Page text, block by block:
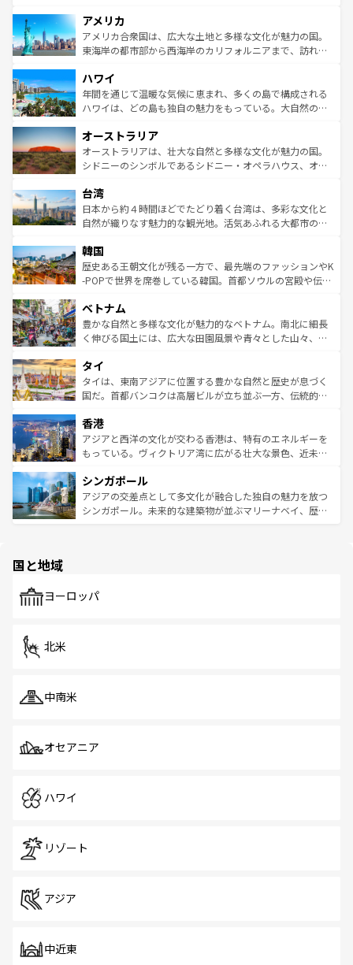
ンツ一覧を参照してほしい。
の建物がそのまま残る町や、スイスならではのユニークな
博物館もあり、アルプス観光だけでなく町歩きも満喫する
ことができる。国民の所得が高いため物価も高いが、旅行
ば市内交通費無料で観光を楽しむこともできる。 なお、新
着のスイス情報はコンテンツ一覧 を参照してほしい。
アメリカ
アメリカ合衆国は、広大な土地と多様な文化が魅力の国。
東海岸の都市部から西海岸のカリフォルニアまで、訪れる
のような巨大都市は、観光、ショッピング、エンターテイ
ンメントが詰まった刺激的なスポットだ。一方、アメリカ
西部には大自然が広がり、グランドキャニオンやイエロー
部のニューオーリンズでは、音楽と美食が融合した独特の
文化が魅力。旅行者はアメリカの各地域で異なる魅力を楽
しみながら、その多様性と豊かな歴史を感じることができ
ならではの贅沢な旅のスタイルだ。 なお、新着のアメリカ
情報はコンテンツ一覧を参照してほしい。
ハワイ
年間を通じて温暖な気候に恵まれ、多くの島で構成される
ハワイは、どの島も独自の魅力をもっている。大自然の神
ワイ島は見逃せない。また、定番の観光地といえばオアフ
島だが、静かな自然を求めるならマウイ島やカウアイ島が
おすすめ。エメラルドグリーンに輝く海をはじめ、豊かな
れるおもてなしの心で訪れる人々を迎えてくれるハワイの
人々、おいしいローカルフードやハワイアンミュージッ
ク、伝統的なフラダンスなど、すべてがハワイの魅力を彩
ワイを、存分に味わってほしい。 なお、新着のハワイ情報
はコンテンツ一覧を参照してほしい。
オーストラリア
オーストラリアは、壮大な自然と多様な文化が魅力の国。
シドニーのシンボルであるシドニー・オペラハウス、オー
リアリーフや大陸中央部にそびえるウルル（エアーズロッ
ク）、タスマニアの美しい原生林やケアンズの熱帯雨林な
ど、見どころがたくさん。また、カフェやワイン、オージ
いる。アクティビティも充実しており、サーフィンやダイ
ビング、ハイキングなど、アウトドア好きにはたまらな
い。オーストラリアの多彩な魅力を存分に味わいつくそ
参照してほしい。
台湾
日本から約４時間ほどでたどり着く台湾は、多彩な文化と
自然が織りなす魅力的な観光地。活気あふれる大都市の台
ン）、静ひつな山岳地帯である台湾東部など、都市の喧騒
と山間の静けさが共存しており、訪れる人に新しい発見と
驚きをもたらしてくれる。また、奥深い台湾の食文化も魅
容にもいいと評判のスイーツなど、バラエティ豊かな料理
が味わえる。 なお、新着の台湾情報は コンテンツ一覧を参
照してほしい。
韓国
歴史ある王朝文化が残る一方で、最先端のファッションやK
-POPで世界を席巻している韓国。首都ソウルの宮殿や伝統
き、地方に足を延ばせば四季折々の自然美を楽しむことが
できる。そして、キムチや焼肉、絶品のストリートフード
まで、さまざまな韓国料理が待っている。夜には、韓国な
リティに包まれながら、韓国の多彩な魅力を心ゆくまで味
わってみてほしい。 なお、新着の韓国情報はコンテンツ一
覧を参照してほしい。
ベトナム
豊かな自然と多様な文化が魅力的なベトナム。南北に細長
く伸びる国土には、広大な田園風景や青々とした山々、世
急速な発展と共に伝統が息づく。ハノイの古い町並みやホ
ーチミン市のフランス統治時代の建物も、独特の雰囲気を
醸し出している。また、バラエティの豊かさとおいしさで
とつ。フォーやバインミー、ベトナムコーヒーなどは、ぜ
ひ現地で味わいたい。どの地域を訪れてもあたたかい人々
が旅行者を迎えてくれるので、きっと忘れられない旅にな
参照してほしい。
タイ
タイは、東南アジアに位置する豊かな自然と歴史が息づく
国だ。首都バンコクは高層ビルが立ち並ぶ一方、伝統的な
の活気が交差している。北部ではチェンマイなどの山岳地
帯で自然と触れ合い、南部ではプーケットやクラビの美し
いビーチでリゾート気分を楽しむことができる。タイ料理
激する。気候は一年中温暖で、どの季節にも異なる楽しみ
が待っている。親しみやすいタイの人々、仏教を中心とし
た文化、そして多様な観光資源が、訪れる旅人を魅了し続
香港
アジアと西洋の文化が交わる香港は、特有のエネルギーを
もっている。ヴィクトリア湾に広がる壮大な景色、近未来
み、どこを訪れても感動するはず。観光スポットが密集し
ており、効率よく見どころを回れるのも魅力。息をのむよ
うな絶景から文化的な体験まで、香港を存分に楽しみ尽く
シンガポール
アジアの交差点として多文化が融合した独自の魅力を放つ
シンガポール。未来的な建築物が並ぶマリーナベイ、歴史
で、ホーカーズは地元の風情を楽しめる外せないスポット
国と地域
ヨーロッパ
北米
中南米
オセアニア
ハワイ
リゾート
アジア
中近東